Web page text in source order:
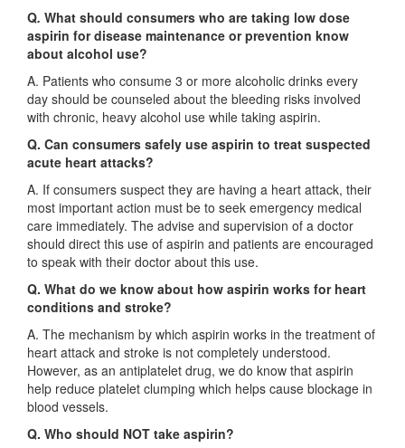
Q. What should consumers who are taking low dose
aspirin for disease maintenance or prevention know
about alcohol use?
A. Patients who consume 3 or more alcoholic drinks every
day should be counseled about the bleeding risks involved
with chronic, heavy alcohol use while taking aspirin.
Q. Can consumers safely use aspirin to treat suspected
acute heart attacks?
A. If consumers suspect they are having a heart attack, their
most important action must be to seek emergency medical
care immediately. The advise and supervision of a doctor
should direct this use of aspirin and patients are encouraged
to speak with their doctor about this use.
Q. What do we know about how aspirin works for heart
conditions and stroke?
A. The mechanism by which aspirin works in the treatment of
heart attack and stroke is not completely understood.
However, as an antiplatelet drug, we do know that aspirin
help reduce platelet clumping which helps cause blockage in
blood vessels.
Q. Who should NOT take aspirin?